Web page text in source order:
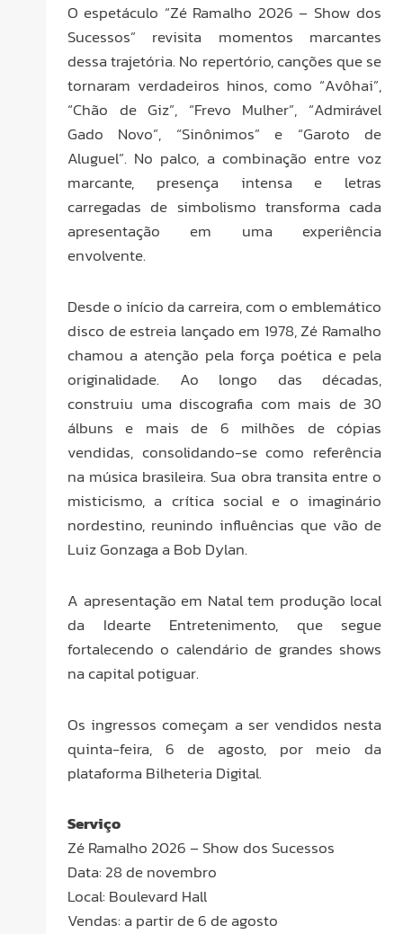
O espetáculo “Zé Ramalho 2026 – Show dos
Sucessos” revisita momentos marcantes
dessa trajetória. No repertório, canções que se
tornaram verdadeiros hinos, como “Avôhai”,
“Chão de Giz”, “Frevo Mulher”, “Admirável
Gado Novo”, “Sinônimos” e “Garoto de
Aluguel”. No palco, a combinação entre voz
marcante, presença intensa e letras
carregadas de simbolismo transforma cada
apresentação em uma experiência
envolvente.
Desde o início da carreira, com o emblemático
disco de estreia lançado em 1978, Zé Ramalho
chamou a atenção pela força poética e pela
originalidade. Ao longo das décadas,
construiu uma discografia com mais de 30
álbuns e mais de 6 milhões de cópias
vendidas, consolidando-se como referência
na música brasileira. Sua obra transita entre o
misticismo, a crítica social e o imaginário
nordestino, reunindo influências que vão de
Luiz Gonzaga a Bob Dylan.
A apresentação em Natal tem produção local
da Idearte Entretenimento, que segue
fortalecendo o calendário de grandes shows
na capital potiguar.
Os ingressos começam a ser vendidos nesta
quinta-feira, 6 de agosto, por meio da
plataforma Bilheteria Digital.
Serviço
Zé Ramalho 2026 – Show dos Sucessos
Data: 28 de novembro
Local: Boulevard Hall
Vendas: a partir de 6 de agosto